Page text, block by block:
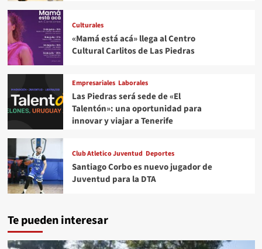
Culturales
«Mamá está acá» llega al Centro
Cultural Carlitos de Las Piedras
Empresariales Laborales
Las Piedras será sede de «El
Talentón»: una oportunidad para
innovar y viajar a Tenerife
Club Atletico Juventud Deportes
Santiago Corbo es nuevo jugador de
Juventud para la DTA
Te pueden interesar